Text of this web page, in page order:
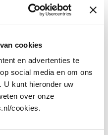
cookies
en advertenties te
social media en om ons
U kunt hieronder uw
over onze
cookies.
KNHS-webshop